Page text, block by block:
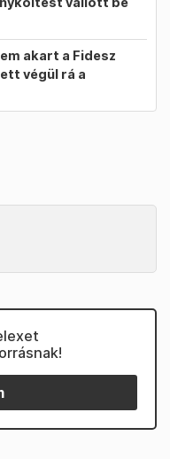
akart a Fidesz
végül rá a